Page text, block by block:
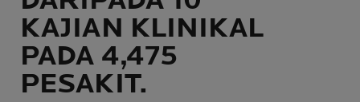
KAJIAN KLINIKAL
PADA 4,475
PESAKIT.